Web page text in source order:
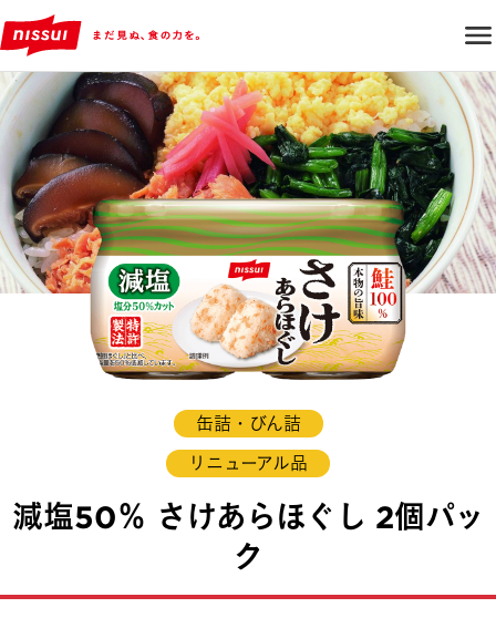
缶詰・びん詰
リニューアル品
減塩50％ さけあらほぐし 2個パッ
ク